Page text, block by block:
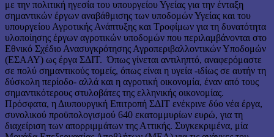
με την πολιτική ηγεσία του υπουργείου Υγείας για την ένταξη
σημαντικών έργων αναβάθμισης των υποδομών Υγείας και του
υπουργείου Αγροτικής Ανάπτυξης και Τροφίμων για τη δυνατότητα
υλοποίησης έργων αγροτικών υποδομών που περιλαμβάνονται στο
Εθνικό Σχέδιο Ανασυγκρότησης Αγροπεριβαλλοντικών Υποδομών
(ΕΣΑΑΥ) ως έργα ΣΔΙΤ. Όπως γίνεται αντιληπτό, αναφερόμαστε
σε πολύ σημαντικούς τομείς, όπως είναι η υγεία -ιδίως σε αυτήν τη
δύσκολη περίοδο- αλλά και η αγροτική οικονομία, έναν από τους
σημαντικότερους στυλοβάτες της ελληνικής οικονομίας.
Πρόσφατα, η Διυπουργική Επιτροπή ΣΔΙΤ ενέκρινε δύο νέα έργα,
συνολικού προϋπολογισμού 640 εκατομμυρίων ευρώ, για τη
διαχείριση των απορριμμάτων της Αττικής. Συγκεκριμένα, μία